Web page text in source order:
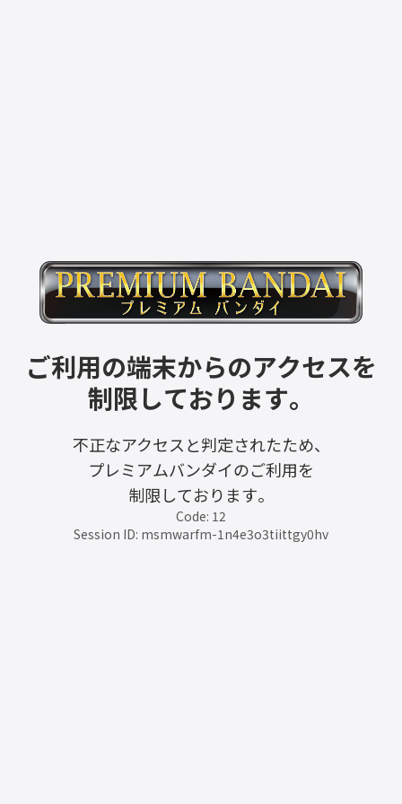
ご利用の端末からのアクセスを
制限しております。
不正なアクセスと判定されたため、
プレミアムバンダイのご利用を
制限しております。
Code: 12
Session ID: msmwarfm-1n4e3o3tiittgy0hv